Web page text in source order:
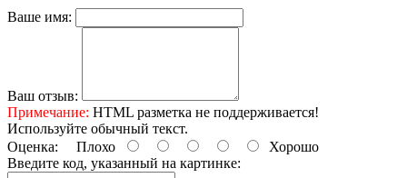
Ваше имя:
Ваш отзыв:
Примечание: HTML разметка не поддерживается!
Используйте обычный текст.
Оценка: Плохо
Хорошо
Введите код, указанный на картинке: